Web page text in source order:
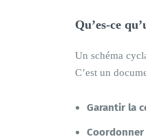
Qu’es-ce
Un schéma
C’est un
Garantir la
Coordonner